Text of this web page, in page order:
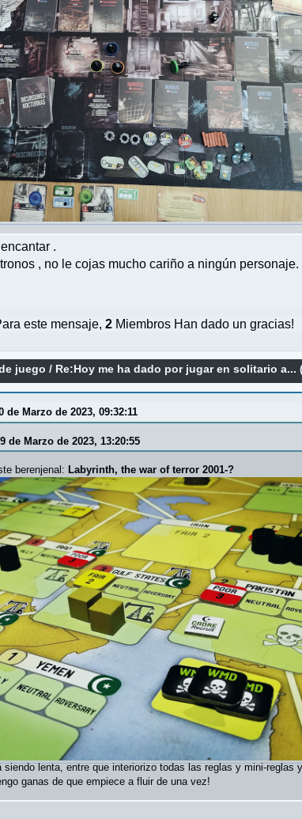
.
, no le cojas mucho cariño a ningún personaje.
este mensaje,2 Miembros Han dado un gracias!
juego / Re:Hoy me ha dado por jugar en solitario a...
Marzo de 2023, 09:32:11
de Marzo de 2023, 13:20:55
berenjenal: Labyrinth, the war of terror 2001-?
siendo lenta, entre que interiorizo todas las reglas y mini-
ganas de que empiece a fluir de una vez!